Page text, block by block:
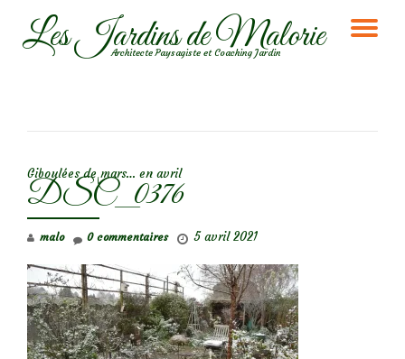
AllerLes Jardins de Malorie
Architecte Paysagiste et Coaching Jardin
Giboulées de mars… en avril
DSC_0376
malo 5 avril 2021
0 commentaires